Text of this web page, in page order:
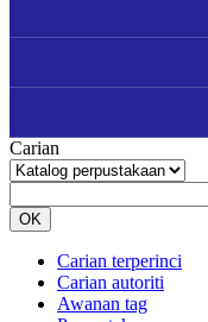
Carian
OK
Carian terperinci
Carian autoriti
Awanan tag